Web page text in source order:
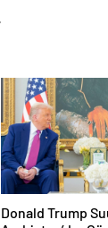
Donald Trump
Arabistan’da: